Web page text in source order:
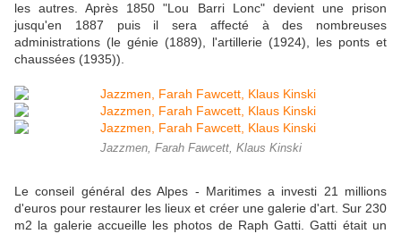
les autres. Après 1850 "Lou Barri Lonc" devient une prison
jusqu'en 1887 puis il sera affecté à des nombreuses
administrations (le génie (1889), l'artillerie (1924), les ponts et
chaussées (1935)).
Jazzmen, Farah Fawcett, Klaus Kinski
Le conseil général des Alpes - Maritimes a investi 21 millions
d'euros pour restaurer les lieux et créer une galerie d'art. Sur 230
m2 la galerie accueille les photos de Raph Gatti. Gatti était un